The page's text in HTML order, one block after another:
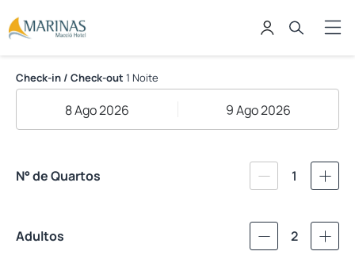
Marinas Maceió Hotel
Check-in / Check-out 1 Noite
8 Ago 2026 9 Ago 2026
N° de Quartos 1
Adultos 2